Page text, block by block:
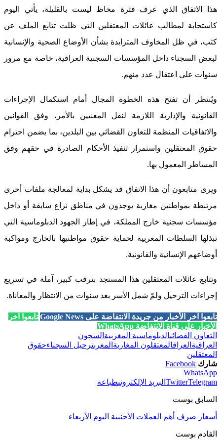
هذا الاتفاق الذي عرف فترة مخاظ ليست بالقليلة، يأتي اليوم
كاستجابة لمطالب عائلات المعتقلين التي ظلت تتابع الملف عن
كثب، في ظل المخاوف المتزايدة بشأن الأوضاع الصحية والإنسانية
لبعض السجناء داخل المؤسسات السجنية العراقية، خاصة مع مرور
سنوات على اعتقال عدد منهم.
ويُنتظر أن تفتح هذه الخطوة المجال أمام استكمال الإجراءات
القانونية والإدارية اللازمة لنقل المعنيين بالأمر، وفق القوانين
والاتفاقيات المنظمة للتعاون القضائي بين البلدين، بما يضمن احترام
حقوق المعتقلين واستمرار تنفيذ الأحكام الصادرة في حقهم وفق
المساطر المعمول بها.
ويرى متابعون أن هذا الاتفاق قد يشكل بداية لمعالجة ملفات أخرى
مرتبطة بمواطنين مغاربة يوجدون في مناطق نزاع سابقة أو داخل
مؤسسات سجنية خارج المملكة، في إطار الجهود الدبلوماسية التي
تبذلها السلطات المغربية لحماية حقوق مواطنيها بالخارج ومواكبة
أوضاعهم الإنسانية والقانونية.
وتتابع عائلات المعتقلين هذا المستجد بترقب كبير، آملة في تسريع
إجراءات الترحيل ولمّ شمل الأسر بعد سنوات من الانتظار والمعاناة.
تابعوا آخر الأخبار من جريدة الانتفاضة على Google News
تابعوا آخر
الأخبار على قناة الانتفاضة WhatsApp
التعاون القضائيالدبلوماسية المغربية السجون
العراقية العراقالمعتقلون المغاربة المغربترحيل السجناءحقوق
المعتقلين
شارك Facebook
WhatsApp
TwitterTelegram البريد الإلكترونيطباعة
السابق بوست
أسعار صرف أهم العملات الأجنبية اليوم الأربعاء
القادم بوست